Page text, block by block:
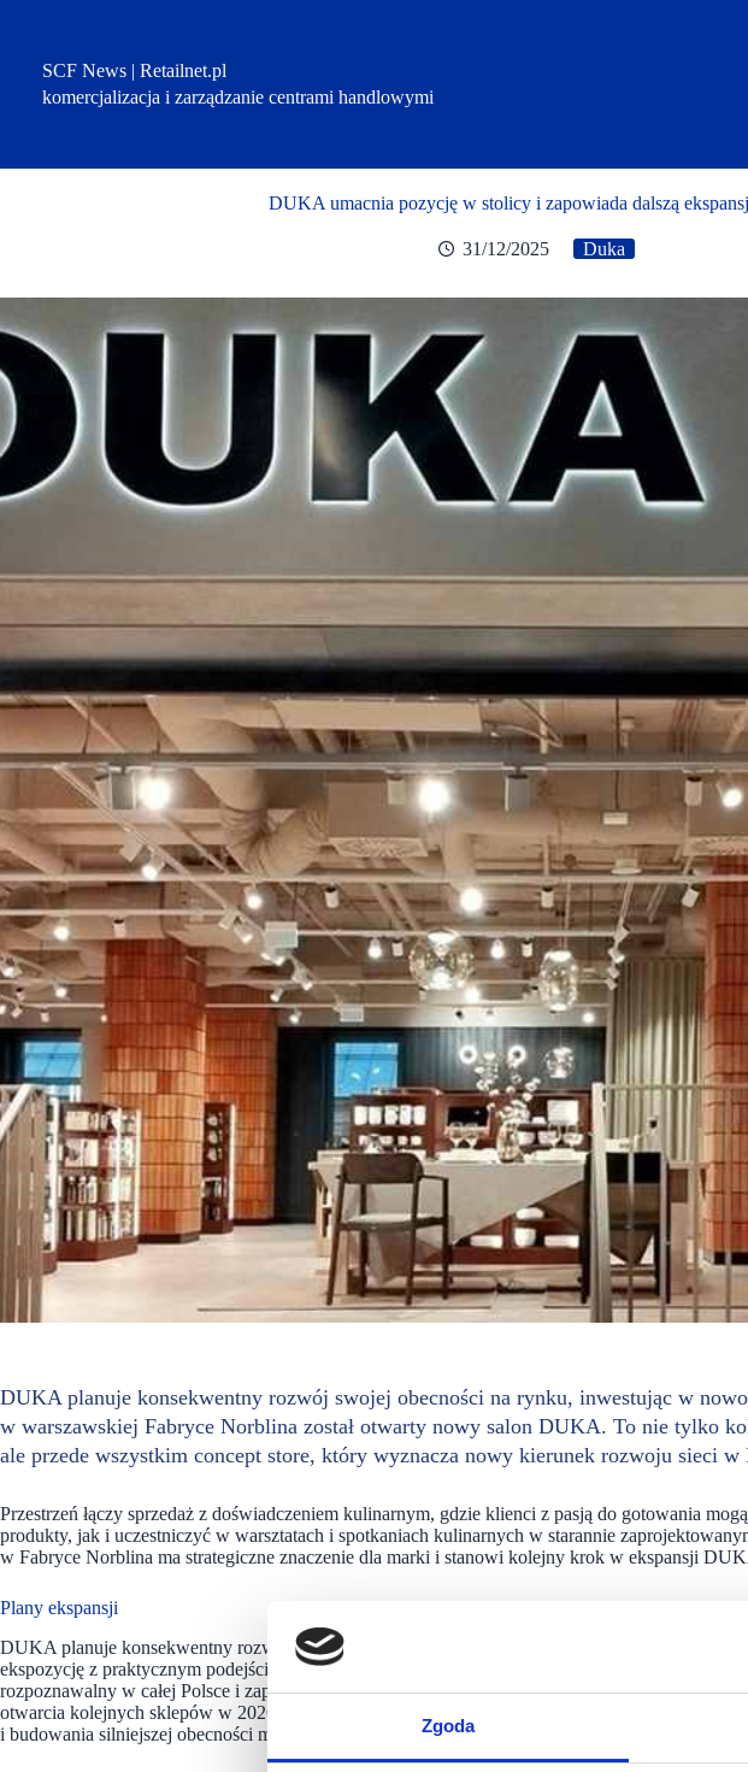
Zgoda
SCF News | Retailnet.pl
komercjalizacja i zarządzanie centrami handlowymi
DUKA umacnia pozycję w stolicy i zapowiada dalszą
31/12/2025 Duka
DUKA planuje konsekwentny rozwój swojej obecności na rynku, inwestując w
w warszawskiej Fabryce Norblina został otwarty nowy salon DUKA. To nie tylko
ale przede wszystkim concept store, który wyznacza nowy kierunek rozwoju sieci w
Przestrzeń łączy sprzedaż z doświadczeniem kulinarnym, gdzie klienci z pasją do gotowania
produkty, jak i uczestniczyć w warsztatach i spotkaniach kulinarnych w starannie
w Fabryce Norblina ma strategiczne znaczenie dla marki i stanowi kolejny krok w ekspansji
Plany ekspansji
DUKA planuje konsekwentny rozwój swojej obecności na rynku, inwestując w nowoczesne
ekspozycję z praktycznym podejściem do kuchni. Marka stawia na wyjątkowy koncept kreowania
rozpoznawalny w całej Polsce i zapewniać klientom komfortowe doświadczenie zakupowe.
otwarcia kolejnych sklepów w 2026 roku, w tym czterech już w pierwszej połowie roku, co
i budowania silniejszej obecności marki w kluczowych lokalizacjach w Polsce.